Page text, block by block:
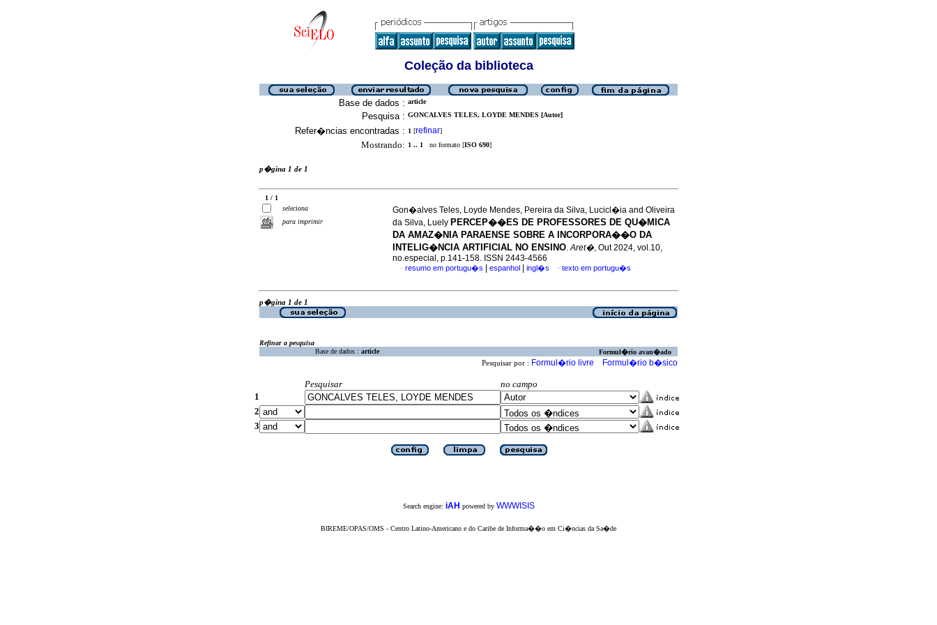
Coleção da biblioteca
Base de dados : article
Pesquisa : GONCALVES TELES, LOYDE MENDES [Autor]
Refer�ncias encontradas : 1 [refinar]
Mostrando: 1 .. 1 no formato [ISO 690]
p�gina 1 de 1
1 / 1
seleciona
para imprimir
Gon�alves Teles, Loyde Mendes, Pereira da Silva, Lucicl�ia and Oliveira
da Silva, Luely PERCEP��ES DE PROFESSORES DE QU�MICA
DA AMAZ�NIA PARAENSE SOBRE A INCORPORA��O DA
INTELIG�NCIA ARTIFICIAL NO ENSINO.Aret�, Out 2024, vol.10,
no.especial, p.141-158. ISSN 2443-4566
· resumo em portugu�s espanhol ingl�s · texto em portugu�s
p�gina 1 de 1
Refinar a pesquisa
Base de dados : article Formul�rio avan�ado
Pesquisar por : Formul�rio livre Formul�rio b�sico
Pesquisar
no campo
1
2
3
Search engine: iAH powered by WWWISIS
BIREME/OPAS/OMS - Centro Latino-Americano e do Caribe de Informa��o em Ci�ncias da Sa�de